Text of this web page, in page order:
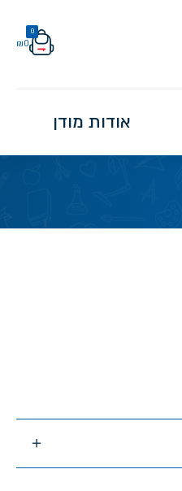
0
₪0
אודות מודן